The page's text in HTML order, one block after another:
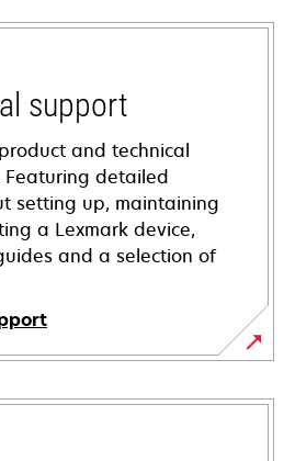
support
and technical
Featuring detailed
setting up, maintaining
a Lexmark device,
and a selection of